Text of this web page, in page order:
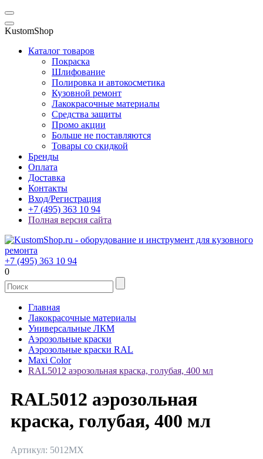
KustomShop
Каталог товаров
Покраска
Шлифование
Полировка и автокосметика
Кузовной ремонт
Лакокрасочные материалы
Средства защиты
Промо акции
Больше не поставляются
Товары со скидкой
Бренды
Оплата
Доставка
Контакты
Вход/Регистрация
+7 (495) 363 10 94
Полная версия сайта
+7 (495) 363 10 94
0
Главная
Лакокрасочные материалы
Универсальные ЛКМ
Аэрозольные краски
Аэрозольные краски RAL
Maxi Color
RAL5012 аэрозольная краска, голубая, 400 мл
RAL5012 аэрозольная
краска, голубая, 400 мл
Артикул: 5012MX